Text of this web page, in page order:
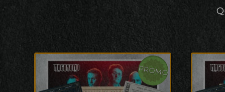
PROMO